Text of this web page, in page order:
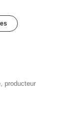
producteur